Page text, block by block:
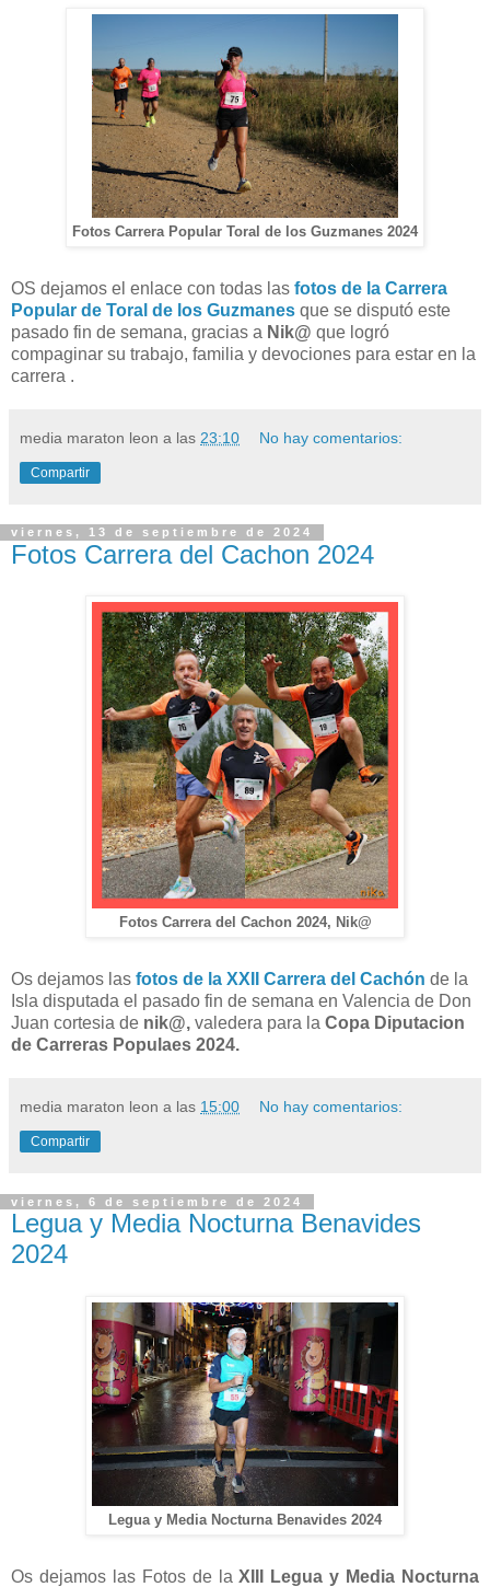
Fotos Carrera Popular Toral de los Guzmanes 2024
OS dejamos el enlace con todas las fotos de la Carrera
Popular de Toral de los Guzmanes que se disputó este
pasado fin de semana, gracias a Nik@ que logró
compaginar su trabajo, familia y devociones para estar en la
carrera .
media maraton leon a las 23:10 No hay comentarios:
Compartir
viernes, 13 de septiembre de 2024
Fotos Carrera del Cachon 2024
Fotos Carrera del Cachon 2024, Nik@
Os dejamos las fotos de la XXII Carrera del Cachón de la
Isla disputada el pasado fin de semana en Valencia de Don
Juan cortesia de nik@, valedera para la Copa Diputacion
de Carreras Populaes 2024.
media maraton leon a las 15:00 No hay comentarios:
Compartir
viernes, 6 de septiembre de 2024
Legua y Media Nocturna Benavides
2024
Legua y Media Nocturna Benavides 2024
Os dejamos las Fotos de laXIII Legua y Media Nocturna